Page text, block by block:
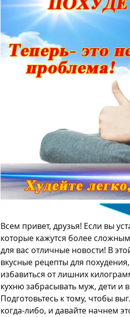
Всем привет, друзья! Если вы
которые кажутся более
для вас отличные новости! В
вкусные рецепты для
избавиться от лишних
кухню забрасывать муж, дети
Подготовьтесь к тому, чтобы
когда-либо, и давайте начнем